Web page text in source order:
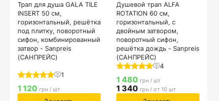
Трап для душа GALA TILE
INSERT 50 см,
горизонтальный, решётка
под плитку, поворотный
сифон, комбинированный
затвор - Sanpreis
(САНПРЕЙС)
1
1 120 грн / шт
Душевой трап ALFA
ROTATION 60 см,
горизонтальный, с
двойным затвором,
поворотный сифон,
решётка дождь - Sanpreis
(САНПРЕЙС)
4
1 480 грн / шт
1 340 грн / от 10 шт